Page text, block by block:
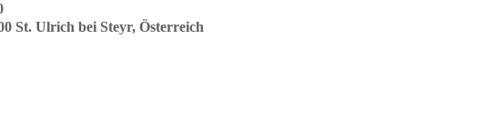
St. Ulrich bei Steyr, Österreich